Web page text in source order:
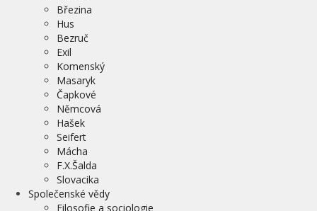
Březina
Hus
Bezruč
Exil
Komenský
Masaryk
Čapkové
Němcová
Hašek
Seifert
Mácha
F.X.Šalda
Slovacika
Společenské vědy
Filosofie a sociologie